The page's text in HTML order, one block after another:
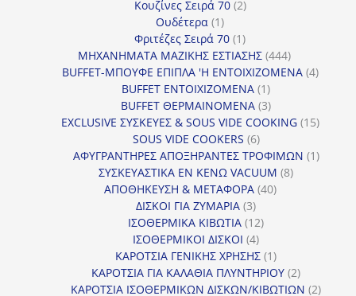
προϊόντα
Κουζίνες Σειρά 70 22
Ουδέτερα 11
προϊόν
Φριτέζες Σειρά 70 11
προϊόν
ΜΗΧΑΝΗΜΑΤΑ ΜΑΖΙΚΗΣ ΕΣΤΙΑΣΗΣ 444444
προϊόντα
BUFFET-ΜΠΟΥΦΕ ΕΠΙΠΛΑ 'Η ΕΝΤΟΙΧΙΖΟΜΕΝΑ 44
BUFFET ΕΝΤΟΙΧΙΖΟΜΕΝΑ 11
προϊόν
BUFFET ΘΕΡΜΑΙΝΟΜΕΝΑ 33
προϊόντα
EXCLUSIVE ΣΥΣΚΕΥΕΣ & SOUS VIDE COOKING 1515
SOUS VIDE COOKERS 66
προϊόντα
ΑΦΥΓΡΑΝΤΗΡΕΣ ΑΠΟΞΗΡΑΝΤΕΣ ΤΡΟΦΙΜΩΝ 11
ΣΥΣΚΕΥΑΣΤΙΚΑ ΕΝ ΚΕΝΩ VACUUM 88
ΑΠΟΘΗΚΕΥΣΗ & ΜΕΤΑΦΟΡΑ 4040
ΔΙΣΚΟΙ ΓΙΑ ΖΥΜΑΡΙΑ 33
προϊόντα
ΙΣΟΘΕΡΜΙΚΑ ΚΙΒΩΤΙΑ 1212
ΙΣΟΘΕΡΜΙΚΟΙ ΔΙΣΚΟΙ 44
προϊόντα
ΚΑΡΟΤΣΙΑ ΓΕΝΙΚΗΣ ΧΡΗΣΗΣ 11
προϊόν
ΚΑΡΟΤΣΙΑ ΓΙΑ ΚΑΛΑΘΙΑ ΠΛΥΝΤΗΡΙΟΥ 22
προϊόντα
ΚΑΡΟΤΣΙΑ ΙΣΟΘΕΡΜΙΚΩΝ ΔΙΣΚΩΝ/ΚΙΒΩΤΙΩΝ 22